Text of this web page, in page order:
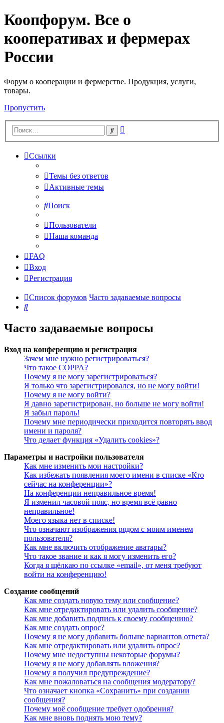
Коопфорум. Все о
кооперативах и фермерах
России
Форум о кооперации и фермерстве. Продукция, услуги,
товары.
Пропустить
Поиск
Ссылки
Темы без ответов
Активные темы
Поиск
Пользователи
Наша команда
FAQ
Вход
Регистрация
Список форумов Часто задаваемые вопросы
Поиск
Часто задаваемые вопросы
Вход на конференцию и регистрация
Зачем мне нужно регистрироваться?
Что такое COPPA?
Почему я не могу зарегистрироваться?
Я только что зарегистрировался, но не могу войти!
Почему я не могу войти?
Я давно зарегистрирован, но больше не могу войти!
Я забыл пароль!
Почему мне периодически приходится повторять ввод
имени и пароля?
Что делает функция «Удалить cookies»?
Параметры и настройки пользователя
Как мне изменить мои настройки?
Как избежать появления моего имени в списке «Кто
сейчас на конференции»?
На конференции неправильное время!
Я изменил часовой пояс, но время всё равно
неправильное!
Моего языка нет в списке!
Что означают изображения рядом с моим именем
пользователя?
Как мне включить отображение аватары?
Что такое звание и как я могу изменить его?
Когда я щёлкаю по ссылке «email», от меня требуют
войти на конференцию!
Создание сообщений
Как мне создать новую тему или сообщение?
Как мне отредактировать или удалить сообщение?
Как мне добавить подпись к своему сообщению?
Как мне создать опрос?
Почему я не могу добавить больше вариантов ответа?
Как мне отредактировать или удалить опрос?
Почему мне недоступны некоторые форумы?
Почему я не могу добавлять вложения?
Почему я получил предупреждение?
Как мне пожаловаться на сообщения модератору?
Что означает кнопка «Сохранить» при создании
сообщения?
Почему моё сообщение требует одобрения?
Как мне вновь поднять мою тему?